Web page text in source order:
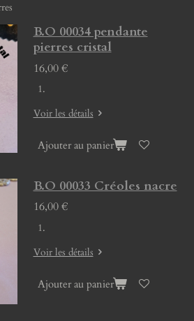
B.O 00034 pendante
pierres cristal
16,00 €
Voir les détails
Ajouter au panier
B.O 00033 Créoles nacre
16,00 €
Voir les détails
Ajouter au panier